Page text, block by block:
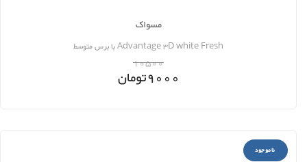
مسواک
Advantage 3D white Fresh با برس متوسط
10500
9000تومان
ناموجود